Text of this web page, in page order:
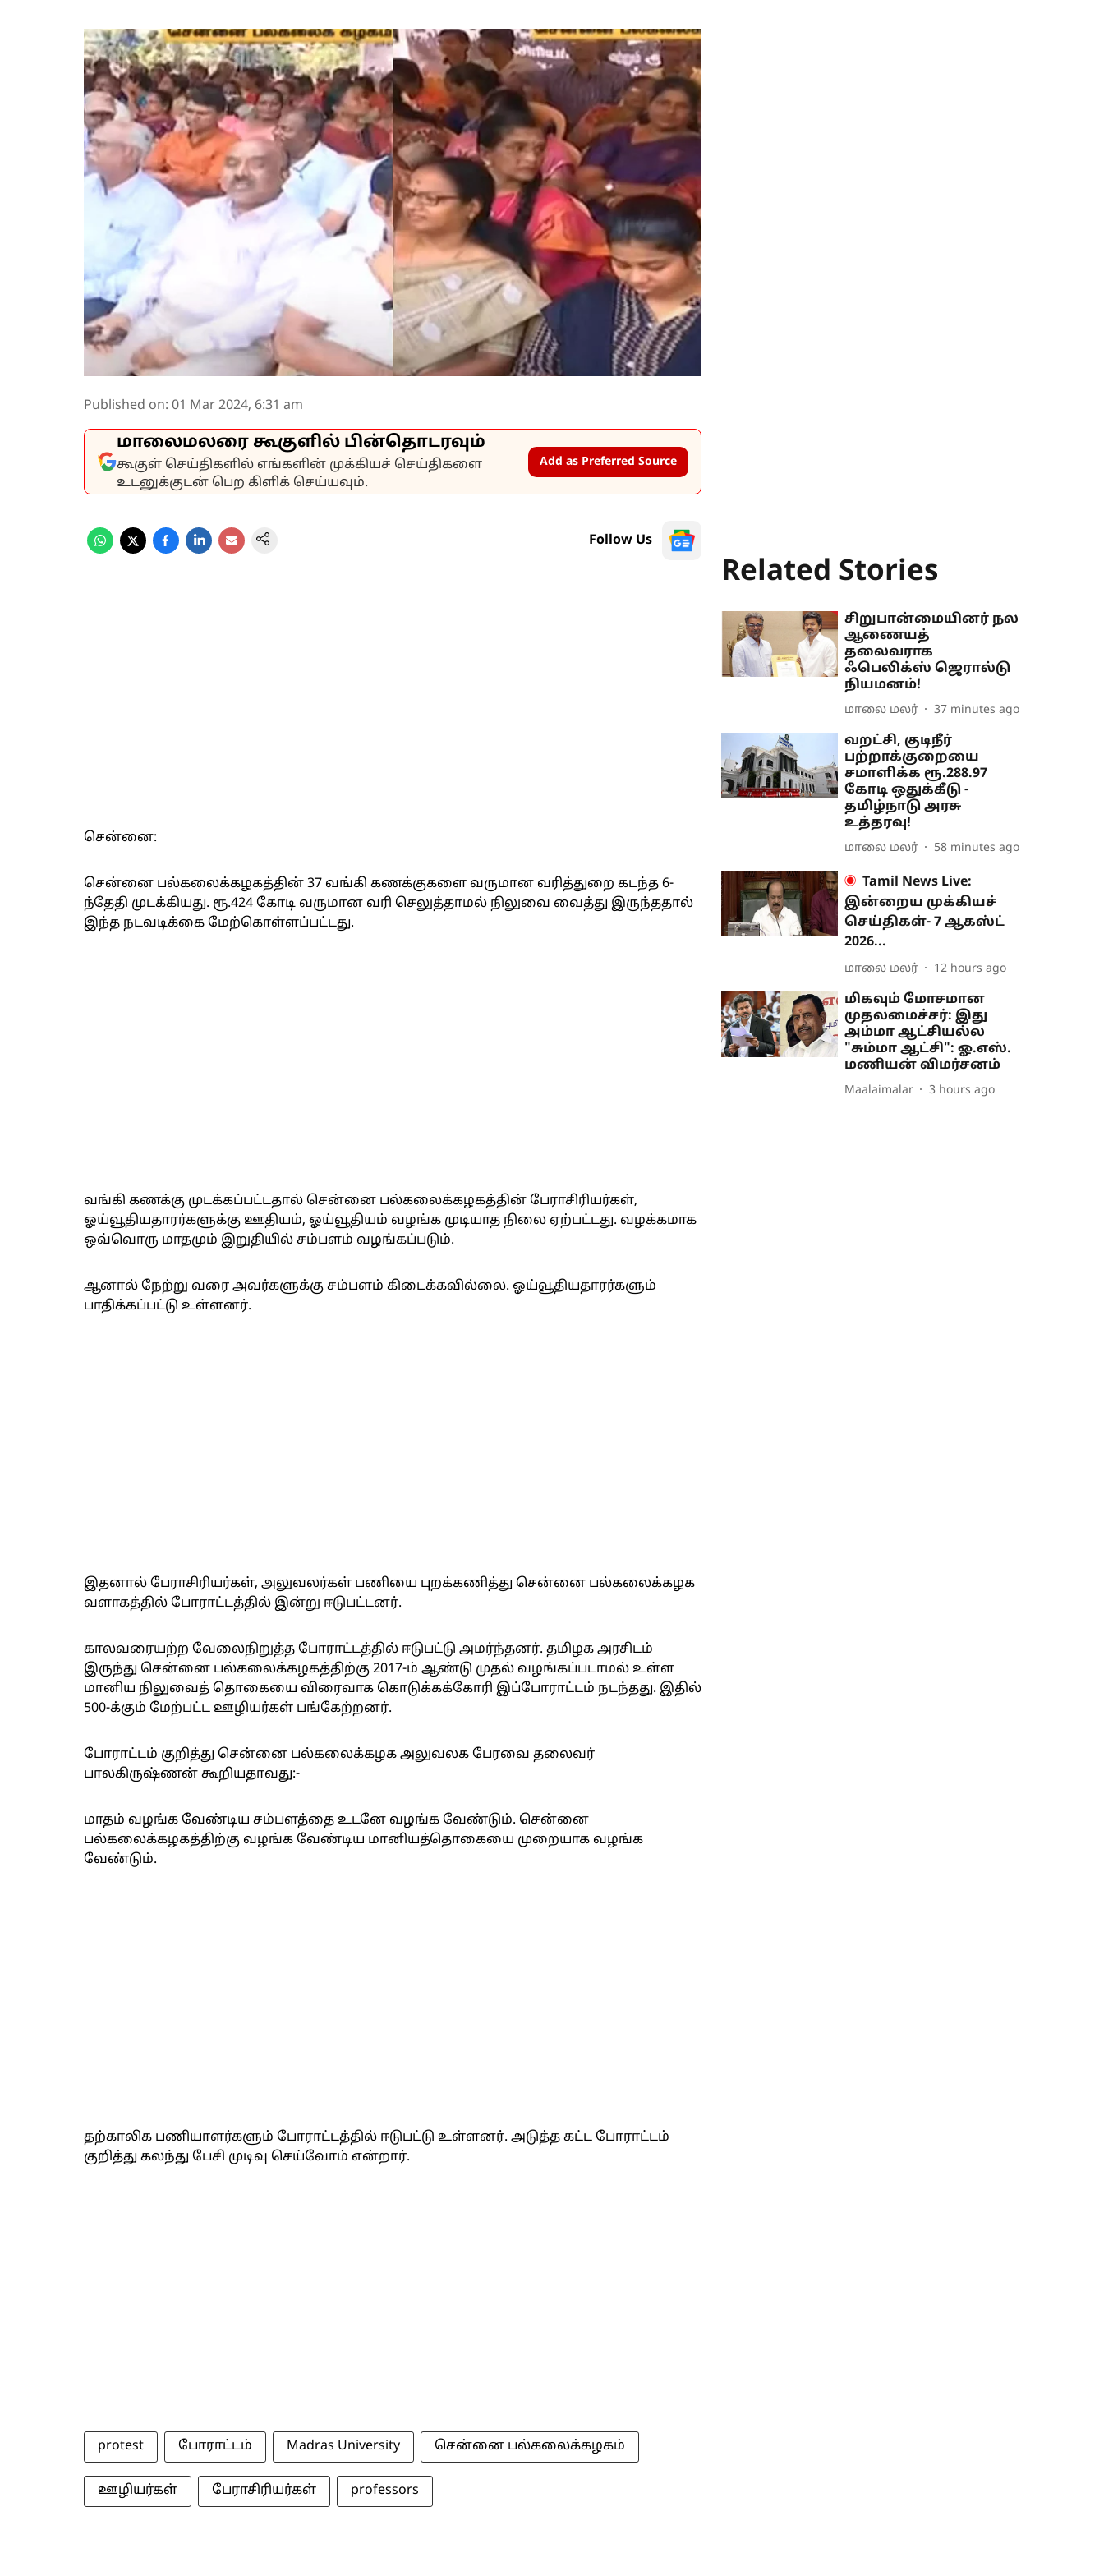
Published on: 01 Mar 2024, 6:31 am
மாலைமலரை கூகுளில் பின்தொடரவும்
கூகுள் செய்திகளில் எங்களின் முக்கியச் செய்திகளை
உடனுக்குடன் பெற கிளிக் செய்யவும்.
Add as Preferred Source
Follow Us
சென்னை:
சென்னை பல்கலைக்கழகத்தின் 37 வங்கி கணக்குகளை வருமான வரித்துறை கடந்த 6-
ந்தேதி முடக்கியது. ரூ.424 கோடி வருமான வரி செலுத்தாமல் நிலுவை வைத்து இருந்ததால்
இந்த நடவடிக்கை மேற்கொள்ளப்பட்டது.
வங்கி கணக்கு முடக்கப்பட்டதால் சென்னை பல்கலைக்கழகத்தின் பேராசிரியர்கள்,
ஓய்வூதியதாரர்களுக்கு ஊதியம், ஓய்வூதியம் வழங்க முடியாத நிலை ஏற்பட்டது. வழக்கமாக
ஒவ்வொரு மாதமும் இறுதியில் சம்பளம் வழங்கப்படும்.
ஆனால் நேற்று வரை அவர்களுக்கு சம்பளம் கிடைக்கவில்லை. ஓய்வூதியதாரர்களும்
பாதிக்கப்பட்டு உள்ளனர்.
இதனால் பேராசிரியர்கள், அலுவலர்கள் பணியை புறக்கணித்து சென்னை பல்கலைக்கழக
வளாகத்தில் போராட்டத்தில் இன்று ஈடுபட்டனர்.
காலவரையற்ற வேலைநிறுத்த போராட்டத்தில் ஈடுபட்டு அமர்ந்தனர். தமிழக அரசிடம்
இருந்து சென்னை பல்கலைக்கழகத்திற்கு 2017-ம் ஆண்டு முதல் வழங்கப்படாமல் உள்ள
மானிய நிலுவைத் தொகையை விரைவாக கொடுக்கக்கோரி இப்போராட்டம் நடந்தது. இதில்
500-க்கும் மேற்பட்ட ஊழியர்கள் பங்கேற்றனர்.
போராட்டம் குறித்து சென்னை பல்கலைக்கழக அலுவலக பேரவை தலைவர்
பாலகிருஷ்ணன் கூறியதாவது:-
மாதம் வழங்க வேண்டிய சம்பளத்தை உடனே வழங்க வேண்டும். சென்னை
பல்கலைக்கழகத்திற்கு வழங்க வேண்டிய மானியத்தொகையை முறையாக வழங்க
வேண்டும்.
தற்காலிக பணியாளர்களும் போராட்டத்தில் ஈடுபட்டு உள்ளனர். அடுத்த கட்ட போராட்டம்
குறித்து கலந்து பேசி முடிவு செய்வோம் என்றார்.
protest போராட்டம் Madras University சென்னை பல்கலைக்கழகம்
ஊழியர்கள் பேராசிரியர்கள் professors
Related Stories
சிறுபான்மையினர் நல
ஆணையத்
தலைவராக
ஃபெலிக்ஸ் ஜெரால்டு
நியமனம்!
மாலை மலர் 37 minutes ago
வறட்சி, குடிநீர்
பற்றாக்குறையை
சமாளிக்க ரூ.288.97
கோடி ஒதுக்கீடு -
தமிழ்நாடு அரசு
உத்தரவு!
மாலை மலர் 58 minutes ago
Tamil News Live:
இன்றைய முக்கியச்
செய்திகள்- 7 ஆகஸ்ட்
2026...
மாலை மலர் 12 hours ago
மிகவும் மோசமான
முதலமைச்சர்: இது
அம்மா ஆட்சியல்ல
"சும்மா ஆட்சி": ஓ.எஸ்.
மணியன் விமர்சனம்
Maalaimalar 3 hours ago